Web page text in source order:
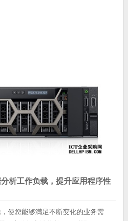
析工作负载，提升应用程序性
使您能够满足不断变化的业务需